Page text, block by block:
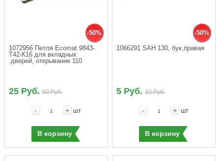
-50%
1072956 Петля Ecomat 9843-
Т42-К16 для вкладных
.дверей, открывание 110
25 Руб.50 Руб.
- + шт
В корзину
-50%
1066291 SАН 130, бук,правая
5 Руб.10 Руб.
- + шт
В корзину